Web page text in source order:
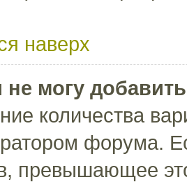
наверх
не могу
количества
форума.
превышающее